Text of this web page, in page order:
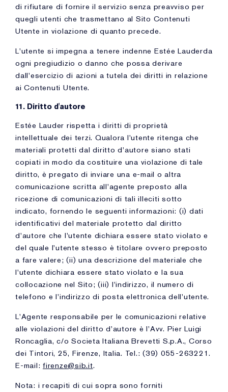
di rifiutare di fornire il servizio senza preavviso per
quegli utenti che trasmettano al Sito Contenuti
Utente in violazione di quanto precede.
L'utente si impegna a tenere indenne Estée Lauderda
ogni pregiudizio o danno che possa derivare
dall'esercizio di azioni a tutela dei diritti in relazione
ai Contenuti Utente.
11. Diritto d'autore
Estée Lauder rispetta i diritti di proprietà
intellettuale dei terzi. Qualora l'utente ritenga che
materiali protetti dal diritto d'autore siano stati
copiati in modo da costituire una violazione di tale
diritto, è pregato di inviare una e-mail o altra
comunicazione scritta all'agente preposto alla
ricezione di comunicazioni di tali illeciti sotto
indicato, fornendo le seguenti informazioni: (i) dati
identificativi del materiale protetto dal diritto
d'autore che l'utente dichiara essere stato violato e
del quale l'utente stesso è titolare ovvero preposto
a fare valere; (ii) una descrizione del materiale che
l'utente dichiara essere stato violato e la sua
collocazione nel Sito; (iii) l'indirizzo, il numero di
telefono e l'indirizzo di posta elettronica dell'utente.
L'Agente responsabile per le comunicazioni relative
alle violazioni del diritto d'autore è l'Avv. Pier Luigi
Roncaglia, c/o Societa Italiana Brevetti S.p.A., Corso
dei Tintori, 25, Firenze, Italia. Tel.: (39) 055-263221.
E-mail: firenze@sib.it.
Nota: i recapiti di cui sopra sono forniti